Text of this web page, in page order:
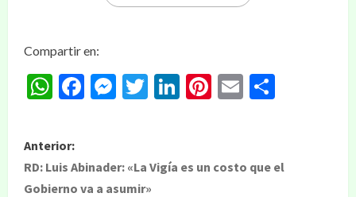
Compartir en:
WhatsApp
Facebook
Messenger
Twitter
LinkedIn
Pinterest
Email
Anterior:
RD: Luis Abinader: «La Vigía es un costo que el
Gobierno va a asumir»